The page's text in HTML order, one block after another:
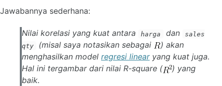
Jawabannya sederhana:
Nilai korelasi yang kuat antara harga dan
sales
qty
(misal saya notasikan sebagai
) akan
menghasilkan model regresi linearyang kuat juga.
Hal ini tergambar dari nilai R-square (
) yang
baik.